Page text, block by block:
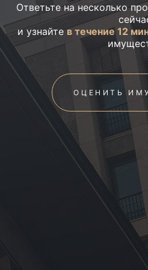
Ответьте на несколько
и узнайтев течение 12
ОЦЕНИТЬ